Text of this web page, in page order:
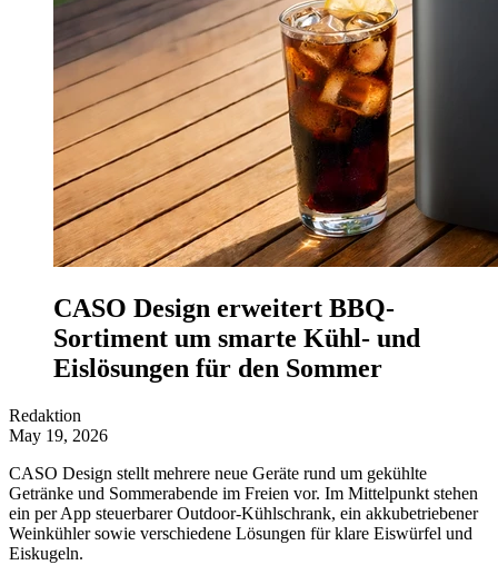
CASO Design erweitert BBQ-
Sortiment um smarte Kühl- und
Eislösungen für den Sommer
Redaktion
May 19, 2026
CASO Design stellt mehrere neue Geräte rund um gekühlte
Getränke und Sommerabende im Freien vor. Im Mittelpunkt stehen
ein per App steuerbarer Outdoor-Kühlschrank, ein akkubetriebener
Weinkühler sowie verschiedene Lösungen für klare Eiswürfel und
Eiskugeln.